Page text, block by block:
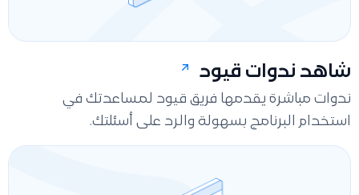
شاهد ندوات قيود
ندوات مباشرة يقدمها فريق قيود لمساعدتك في
استخدام البرنامج بسهولة والرد على أسئلتك.